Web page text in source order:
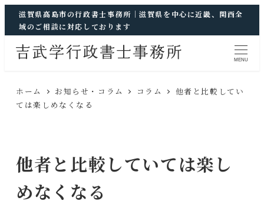
滋賀県高島市の行政書士事務所｜滋賀県を中心に近畿、関西全
域のご相談に対応しております
MENU
ホーム お知らせ・コラム コラム
他者と比較してい
ては楽しめなくなる
他者と比較していては楽し
めなくなる